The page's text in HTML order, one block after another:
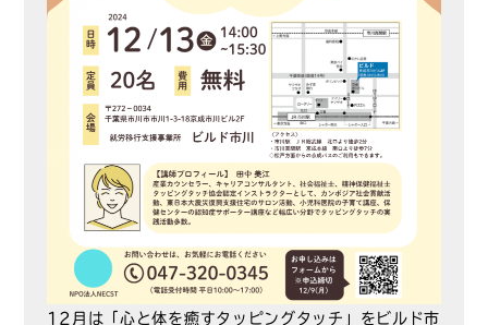
12月は「心と体を癒すタッピングタッチ」をビルド市